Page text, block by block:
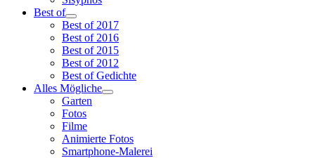
Best of
Best of 2017
Best of 2016
Best of 2015
Best of 2012
Best of Gedichte
Alles Mögliche
Garten
Fotos
Filme
Animierte Fotos
Smartphone-Malerei